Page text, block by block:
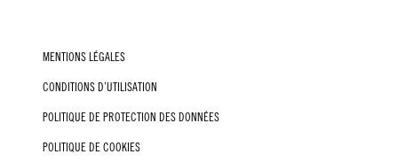
MENTIONS LÉGALES
CONDITIONS D’UTILISATION
POLITIQUE DE PROTECTION DES DONNÉES
POLITIQUE DE COOKIES